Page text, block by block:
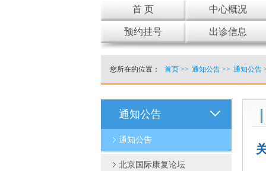
首 页 中心概况
预约挂号 出诊信息
您所在的位置： 首页>> 通知公告>> 通知公告
通知公告
通知公告
北京国际康复论坛